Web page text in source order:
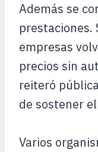
Además se
prestaciones.
empresas
precios sin
reiteró
de sostener
Varios